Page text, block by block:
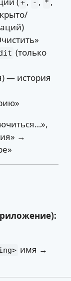
+ - *
(только
— история
→
имя →